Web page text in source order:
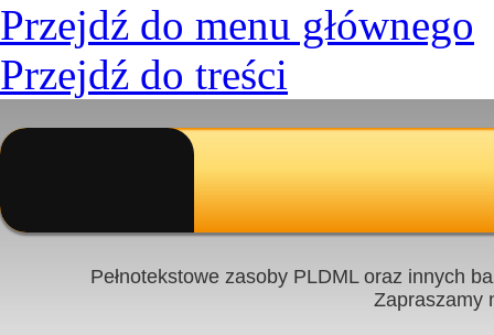
Przejdź do menu głównego
Przejdź do treści
Pełnotekstowe zasoby PLDML oraz innych
Zapraszamy